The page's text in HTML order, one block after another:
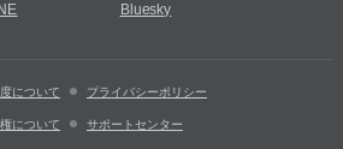
Bluesky
について プライバシーポリシー
について サポートセンター